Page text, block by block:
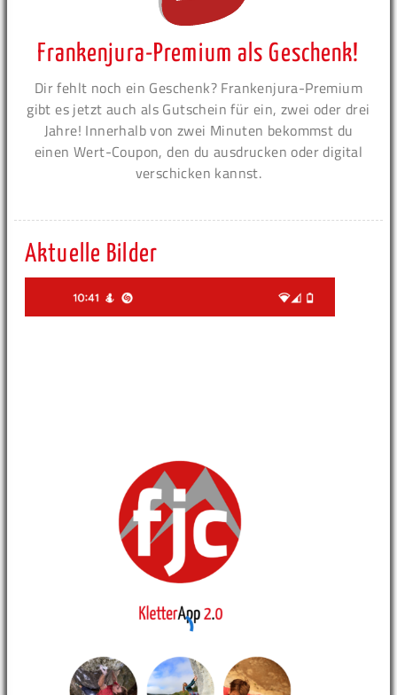
Frankenjura-Premium als Geschenk!
Dir fehlt noch ein Geschenk? Frankenjura-Premium
gibt es jetzt auch als Gutschein für ein, zwei oder drei
Jahre! Innerhalb von zwei Minuten bekommst du
einen Wert-Coupon, den du ausdrucken oder digital
verschicken kannst.
Aktuelle Bilder